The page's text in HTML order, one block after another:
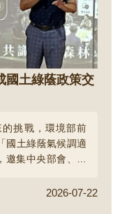
國土綠蔭政策交
挑戰，環境部前
國土綠蔭氣候調適
集中央部會、地
調適等重要議題。
2026-07-22